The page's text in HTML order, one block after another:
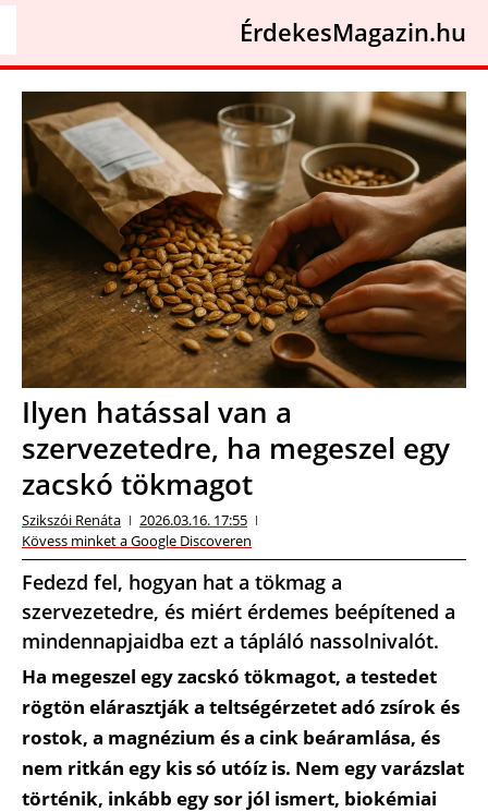
ÉrdekesMagazin.hu
Ilyen hatással van a
szervezetedre, ha megeszel egy
zacskó tökmagot
Szikszói Renáta
2026.03.16. 17:55
Kövess minket a Google Discoveren
Fedezd fel, hogyan hat a tökmag a
szervezetedre, és miért érdemes beépítened a
mindennapjaidba ezt a tápláló nassolnivalót.
Ha megeszel egy zacskó tökmagot, a testedet
rögtön elárasztják a teltségérzetet adó zsírok és
rostok, a magnézium és a cink beáramlása, és
nem ritkán egy kis só utóíz is. Nem egy varázslat
történik, inkább egy sor jól ismert, biokémiai